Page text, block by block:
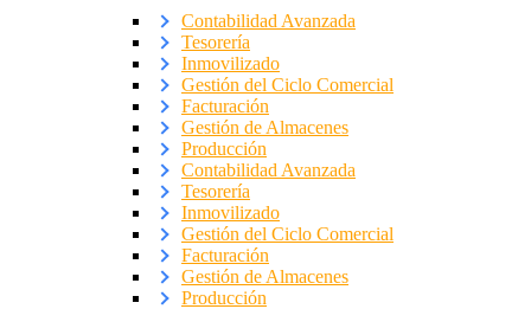
Contabilidad Avanzada
Tesorería
Inmovilizado
Gestión del Ciclo Comercial
Facturación
Gestión de Almacenes
Producción
Contabilidad Avanzada
Tesorería
Inmovilizado
Gestión del Ciclo Comercial
Facturación
Gestión de Almacenes
Producción